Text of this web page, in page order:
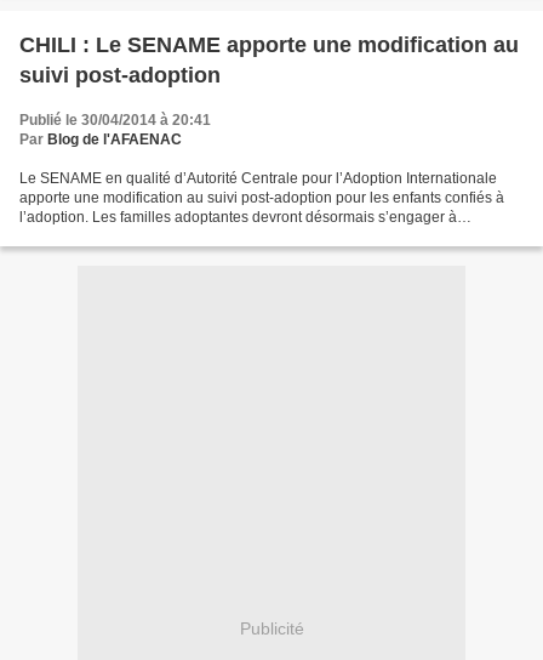
CHILI : Le SENAME apporte une modification au
suivi post-adoption
Publié le 30/04/2014 à 20:41
Par Blog de l'AFAENAC
Le SENAME en qualité d’Autorité Centrale pour l’Adoption Internationale
apporte une modification au suivi post-adoption pour les enfants confiés à
l’adoption. Les familles adoptantes devront désormais s’engager à
Publicité